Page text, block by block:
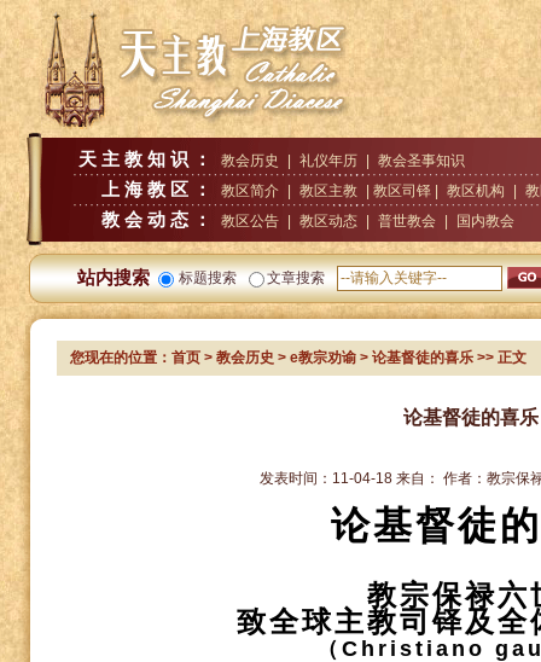
天主教知识： 教会历史 礼仪年历 教会圣事知识
上海教区： 教区简介 教区主教 | 教区司铎 | 教区机构
教会动态： 教区公告 教区动态 普世教会 国内教会
站内搜索 标题搜索 文章搜索
您现在的位置：首页 >教会历史 >e教宗劝谕 > 论基督徒的喜乐 >> 正文
论基督徒的喜乐
发表时间： 11-04-18 来自： 作者：教宗保
论基督徒
教宗保禄六
致全球主教司铎及全
（Christiano